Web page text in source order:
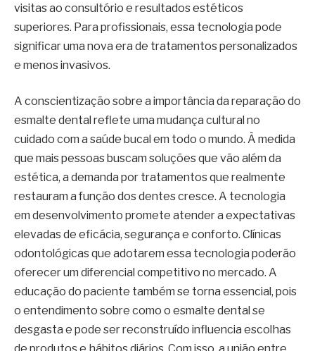
visitas ao consultório e resultados estéticos
superiores. Para profissionais, essa tecnologia pode
significar uma nova era de tratamentos personalizados
e menos invasivos.
A conscientização sobre a importância da reparação do
esmalte dental reflete uma mudança cultural no
cuidado com a saúde bucal em todo o mundo. À medida
que mais pessoas buscam soluções que vão além da
estética, a demanda por tratamentos que realmente
restauram a função dos dentes cresce. A tecnologia
em desenvolvimento promete atender a expectativas
elevadas de eficácia, segurança e conforto. Clínicas
odontológicas que adotarem essa tecnologia poderão
oferecer um diferencial competitivo no mercado. A
educação do paciente também se torna essencial, pois
o entendimento sobre como o esmalte dental se
desgasta e pode ser reconstruído influencia escolhas